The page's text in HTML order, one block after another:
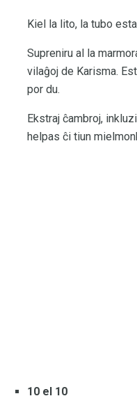
Kiel la lito, la tubo
Supreniru al la
vilaĝoj de Karisma.
por du.
Ekstraj ĉambroj,
helpas ĉi tiun
10 el 10